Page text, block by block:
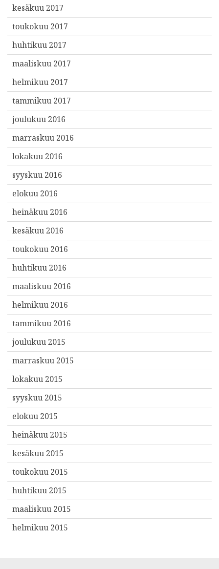
kesäkuu 2017
toukokuu 2017
huhtikuu 2017
maaliskuu 2017
helmikuu 2017
tammikuu 2017
joulukuu 2016
marraskuu 2016
lokakuu 2016
syyskuu 2016
elokuu 2016
heinäkuu 2016
kesäkuu 2016
toukokuu 2016
huhtikuu 2016
maaliskuu 2016
helmikuu 2016
tammikuu 2016
joulukuu 2015
marraskuu 2015
lokakuu 2015
syyskuu 2015
elokuu 2015
heinäkuu 2015
kesäkuu 2015
toukokuu 2015
huhtikuu 2015
maaliskuu 2015
helmikuu 2015